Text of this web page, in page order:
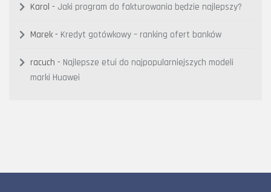
Karol - Jaki program do fakturowania będzie najlepszy?
Marek - Kredyt gotówkowy – ranking ofert banków
racuch - Najlepsze etui do najpopularniejszych modeli
marki Huawei